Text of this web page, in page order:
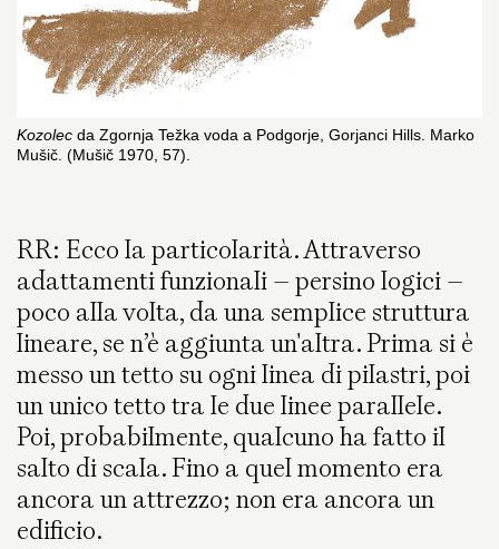
Kozolec da Zgornja Težka voda a Podgorje, Gorjanci Hills. Marko
Mušič. (Mušič 1970, 57).
RR: Ecco la particolarità. Attraverso
adattamenti funzionali – persino logici –
poco alla volta, da una semplice struttura
lineare, se n’è aggiunta un'altra. Prima si è
messo un tetto su ogni linea di pilastri, poi
un unico tetto tra le due linee parallele.
Poi, probabilmente, qualcuno ha fatto il
salto di scala. Fino a quel momento era
ancora un attrezzo; non era ancora un
edificio.